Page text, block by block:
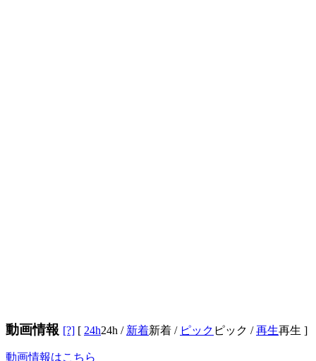
動画情報 [?] [ 24h24h / 新着新着 / ピック ピック /再生再生 ]
動画情報はこちら